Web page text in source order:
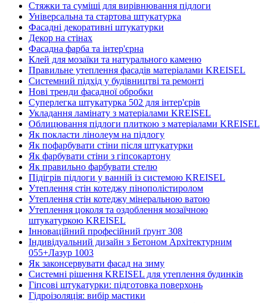
Стяжки та суміші для вирівнювання підлоги
Універсальна та стартова штукатурка
Фасадні декоративні штукатурки
Декор на стінах
Фасадна фарба та інтер'єрна
Клей для мозаїки та натурального каменю
Правильне утеплення фасадів матеріалами KREISEL
Системний підхід у будівництві та ремонті
Нові тренди фасадної обробки
Суперлегка штукатурка 502 для інтер'єрів
Укладання ламінату з матеріалами KREISEL
Облицювання підлоги плиткою з матеріалами KREISEL
Як покласти лінолеум на підлогу
Як пофарбувати стіни після штукатурки
Як фарбувати стіни з гіпсокартону
Як правильно фарбувати стелю
Підігрів підлоги у ванній із системою KREISEL
Утеплення стін котеджу пінополістиролом
Утеплення стін котеджу мінеральною ватою
Утеплення цоколя та оздоблення мозаїчною
штукатуркою KREISEL
Інноваційний професійний ґрунт 308
Індивідуальний дизайн з Бетоном Архітектурним
055+Лазур 1003
Як законсервувати фасад на зиму
Системні рішення KREISEL для утеплення будинків
Гіпсові штукатурки: підготовка поверхонь
Гідроізоляція: вибір мастики